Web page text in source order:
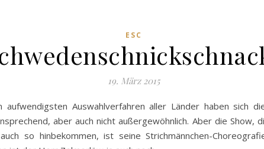
ESC
19. März 2015
Auswahlverfahren aller Länder haben sich
aber auch nicht außergewöhnlich. Aber die
so hinbekommen, ist seine Strichmännchen-